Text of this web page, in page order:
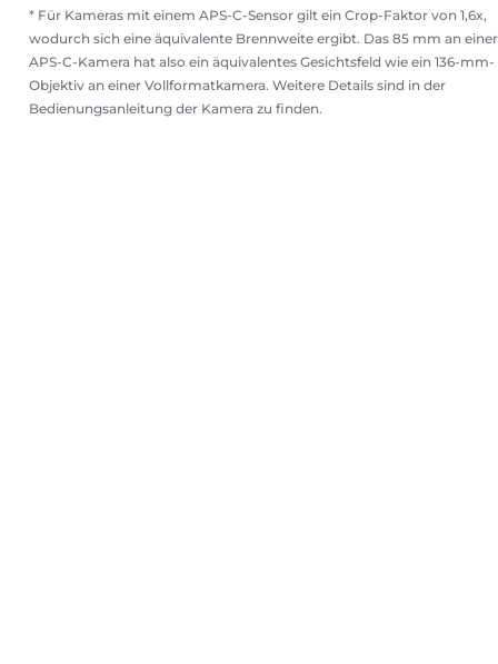
* Für Kameras mit einem APS-C-Sensor gilt ein Crop-Faktor von 1,6x,
wodurch sich eine äquivalente Brennweite ergibt. Das 85 mm an einer
APS-C-Kamera hat also ein äquivalentes Gesichtsfeld wie ein 136-mm-
Objektiv an einer Vollformatkamera. Weitere Details sind in der
Bedienungsanleitung der Kamera zu finden.